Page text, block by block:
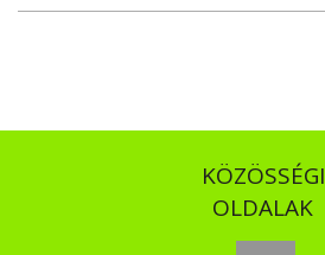
KÖZÖSSÉGI
OLDALAK